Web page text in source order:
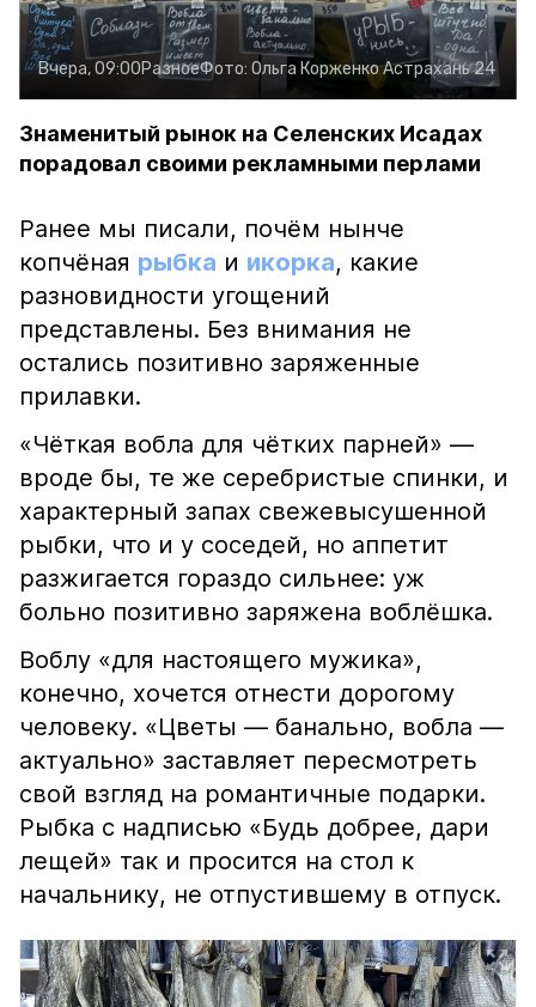
Вчера, 09:00РазноеФото: Ольга КорженкоАстрахань 24
Знаменитый рынок на Селенских Исадах
порадовал своими рекламными перлами
Ранее мы писали, почём нынче
копчёная рыбка и икорка, какие
разновидности угощений
представлены. Без внимания не
остались позитивно заряженные
прилавки.
«Чёткая вобла для чётких парней» —
вроде бы, те же серебристые спинки, и
характерный запах свежевысушенной
рыбки, что и у соседей, но аппетит
разжигается гораздо сильнее: уж
больно позитивно заряжена воблёшка.
Воблу «для настоящего мужика»,
конечно, хочется отнести дорогому
человеку. «Цветы — банально, вобла —
актуально» заставляет пересмотреть
свой взгляд на романтичные подарки.
Рыбка с надписью «Будь добрее, дари
лещей» так и просится на стол к
начальнику, не отпустившему в отпуск.